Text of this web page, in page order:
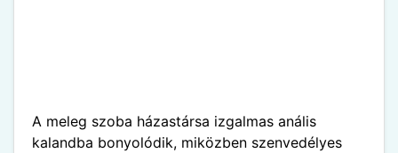
A meleg szoba házastársa izgalmas anális
kalandba bonyolódik, miközben szenvedélyes